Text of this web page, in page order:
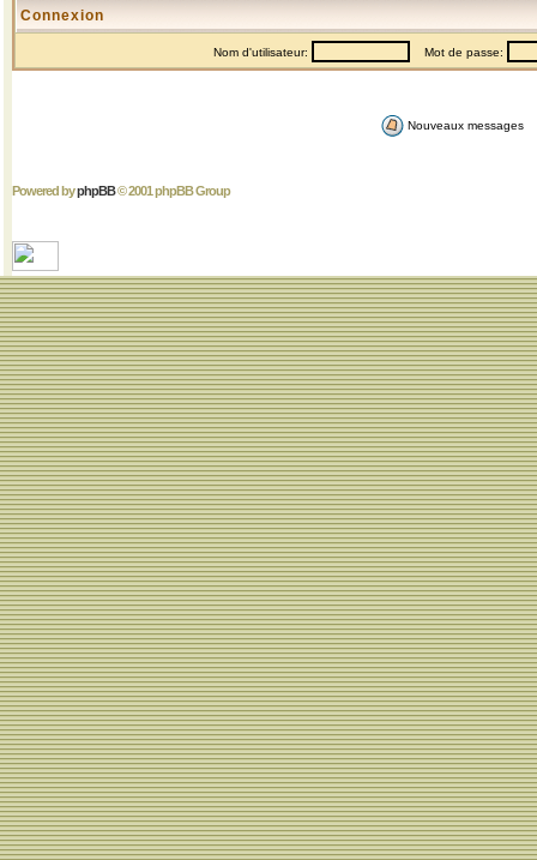
Connexion
Nom d'utilisateur: Mot de passe:
Nouveaux messages
Powered byphpBB© 2001 phpBB Group